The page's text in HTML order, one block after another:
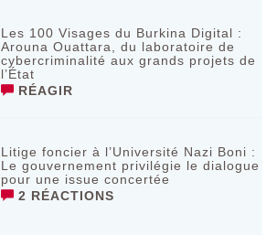
Les 100 Visages du Burkina Digital :
Arouna Ouattara, du laboratoire de
cybercriminalité aux grands projets de
l’État
RÉAGIR
Litige foncier à l’Université Nazi Boni :
Le gouvernement privilégie le dialogue
pour une issue concertée
2 RÉACTIONS